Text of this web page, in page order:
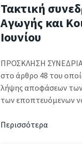
Τακτική
Αγωγής και
Ιουνίου
ΠΡΟΣΚΛΗΣΗ
στο άρθρο 48 του
λήψης αποφάσεων των
των εποπτευόμενων
Περισσότερα